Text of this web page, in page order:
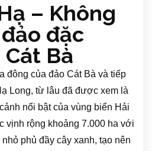
– Không
đặc
Bà
đông của đảo Cát Bà và tiếp
Long, từ lâu đã được xem là
nổi bật của vùng biển Hải
vịnh rộng khoảng 7.000 ha với
phủ đầy cây xanh, tạo nên